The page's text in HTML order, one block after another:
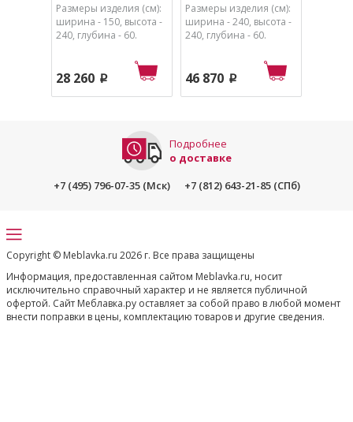
Размеры изделия (см):
ширина - 150, высота -
240, глубина - 60.
28 260 p
Размеры изделия (см):
ширина - 240, высота -
240, глубина - 60.
46 870 p
Подробнее
о доставке
+7 (495) 796-07-35 (Мск)
+7 (812) 643-21-85 (СПб)
Copyright © Meblavka.ru 2026 г. Все права защищены
Информация, предоставленная сайтом Meblavka.ru, носит
исключительно справочный характер и не является публичной
офертой. Сайт Меблавка.ру оставляет за собой право в любой момент
внести поправки в цены, комплектацию товаров и другие сведения.